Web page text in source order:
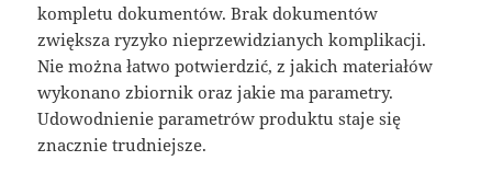
kompletu dokumentów. Brak dokumentów
zwiększa ryzyko nieprzewidzianych komplikacji.
Nie można łatwo potwierdzić, z jakich materiałów
wykonano zbiornik oraz jakie ma parametry.
Udowodnienie parametrów produktu staje się
znacznie trudniejsze.